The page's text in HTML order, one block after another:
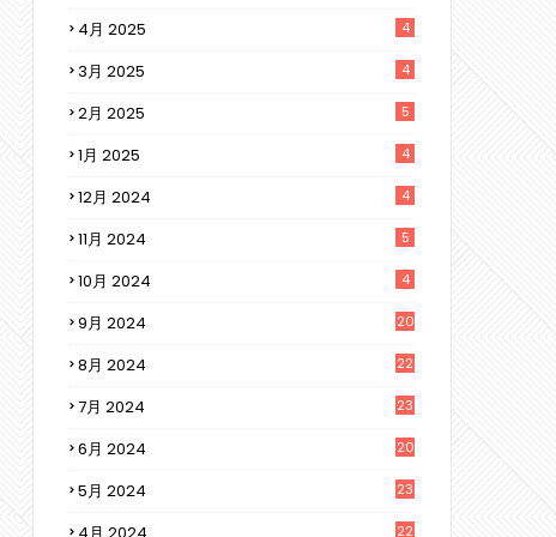
4月 2025 4
3月 2025 4
2月 2025 5
1月 2025 4
12月 2024 4
11月 2024 5
10月 2024 4
9月 2024 20
8月 2024 22
7月 2024 23
6月 2024 20
5月 2024 23
22